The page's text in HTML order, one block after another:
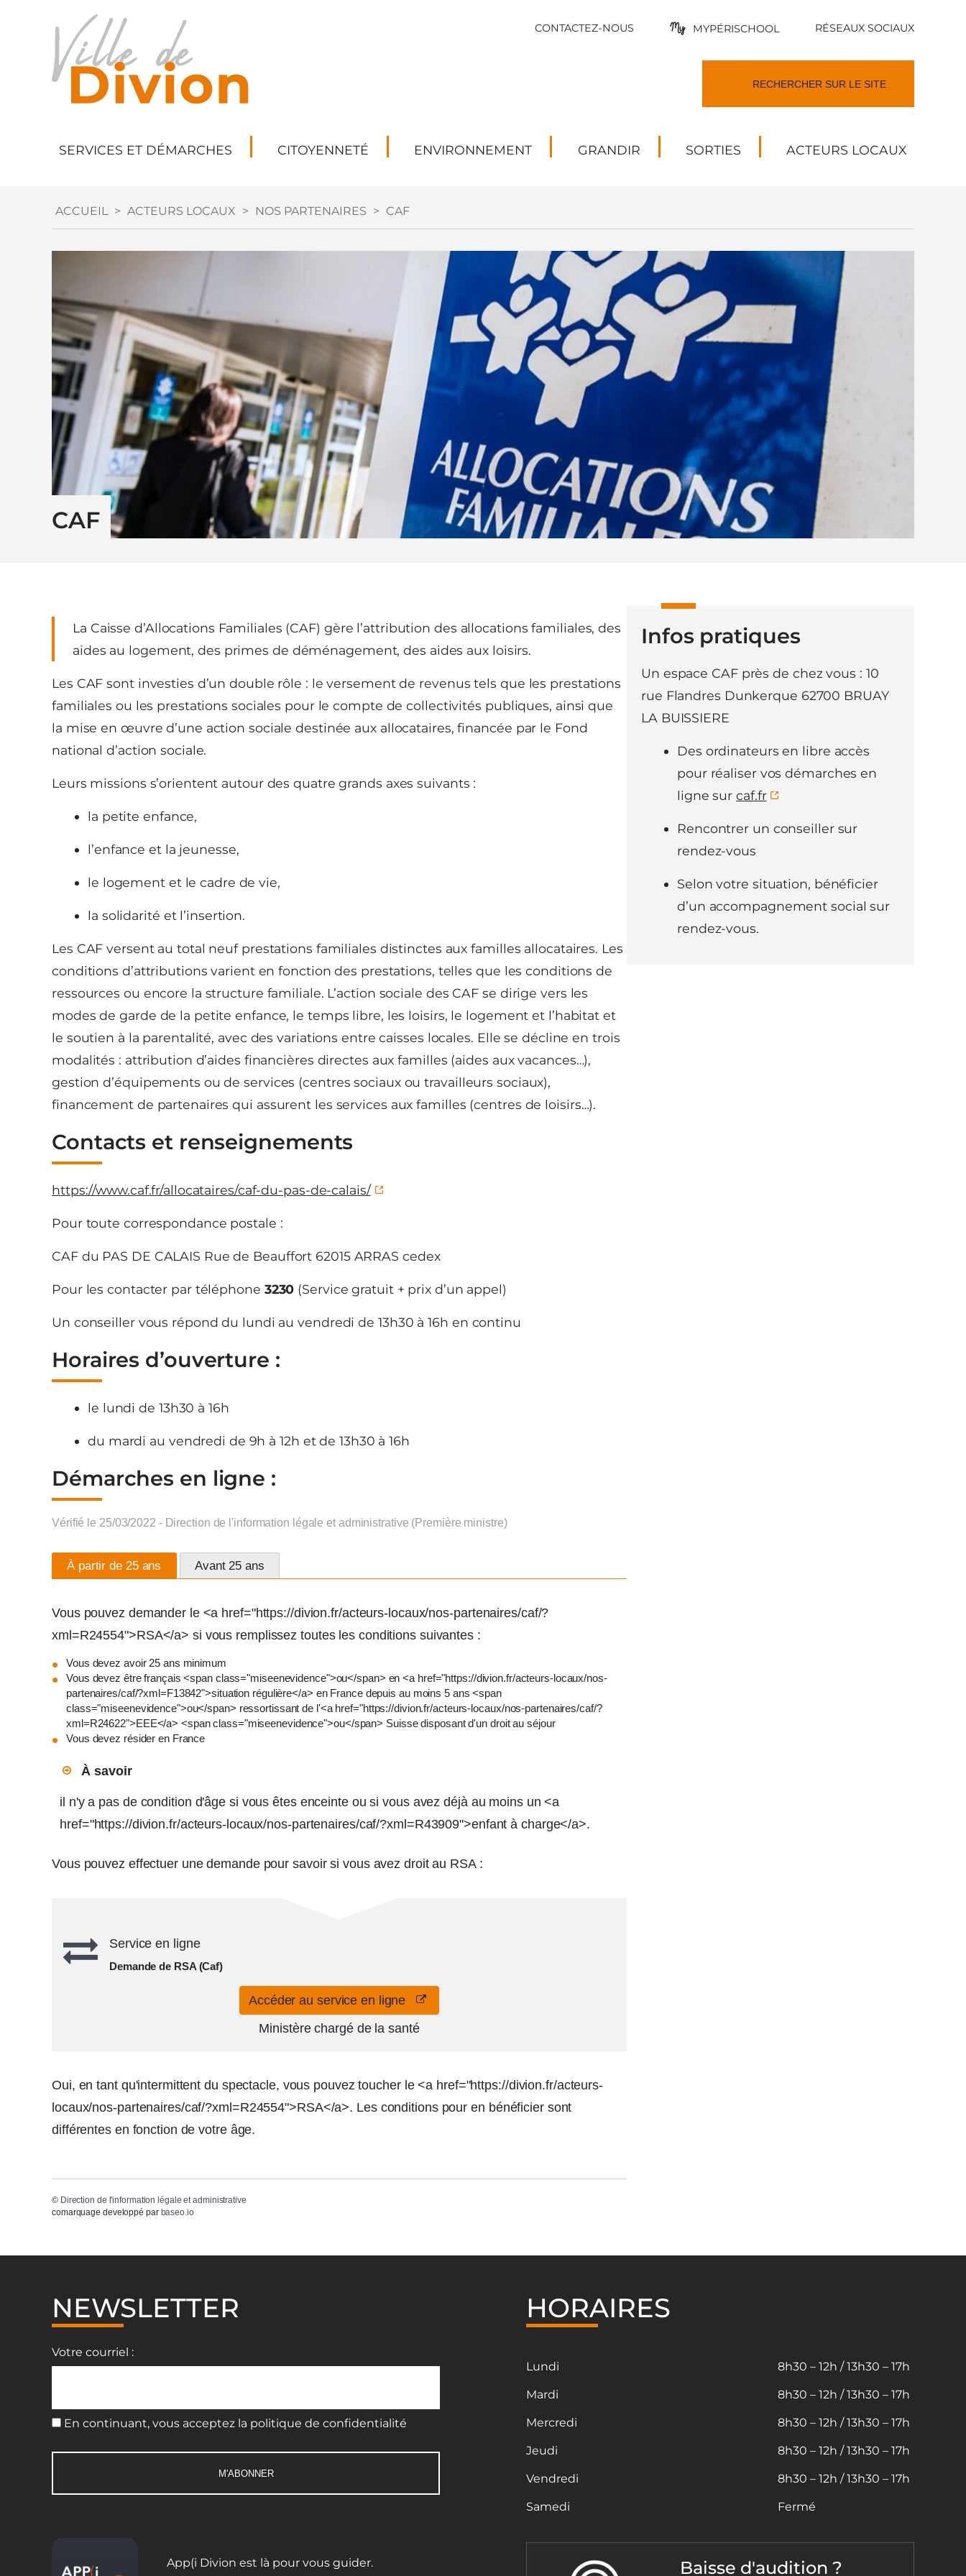
CONTACTEZ-NOUS MYPÉRISCHOOL RÉSEAUX SOCIAUX
SERVICES ET DÉMARCHES CITOYENNETÉ ENVIRONNEMENT GRANDIR SORTIES ACTEURS LOCAUX
ACCUEIL > ACTEURS LOCAUX > NOS PARTENAIRES > CAF
CAF
La Caisse d’Allocations Familiales (CAF) gère l’attribution des allocations familiales, des
aides au logement, des primes de déménagement, des aides aux loisirs.
Les CAF sont investies d’un double rôle : le versement de revenus tels que les prestations
familiales ou les prestations sociales pour le compte de collectivités publiques, ainsi que
la mise en œuvre d’une action sociale destinée aux allocataires, financée par le Fond
national d’action sociale.
Leurs missions s’orientent autour des quatre grands axes suivants :
la petite enfance,
l’enfance et la jeunesse,
le logement et le cadre de vie,
la solidarité et l’insertion.
Les CAF versent au total neuf prestations familiales distinctes aux familles allocataires. Les
conditions d’attributions varient en fonction des prestations, telles que les conditions de
ressources ou encore la structure familiale. L’action sociale des CAF se dirige vers les
modes de garde de la petite enfance, le temps libre, les loisirs, le logement et l’habitat et
le soutien à la parentalité, avec des variations entre caisses locales. Elle se décline en trois
modalités : attribution d’aides financières directes aux familles (aides aux vacances…),
gestion d’équipements ou de services (centres sociaux ou travailleurs sociaux),
financement de partenaires qui assurent les services aux familles (centres de loisirs…).
Contacts et renseignements
https://www.caf.fr/allocataires/caf-du-pas-de-calais/
Pour toute correspondance postale :
CAF du PAS DE CALAIS Rue de Beauffort 62015 ARRAS cedex
Pour les contacter par téléphone 3230 (Service gratuit + prix d’un appel)
Un conseiller vous répond du lundi au vendredi de 13h30 à 16h en continu
Horaires d’ouverture :
le lundi de 13h30 à 16h
du mardi au vendredi de 9h à 12h et de 13h30 à 16h
Démarches en ligne :
Vérifié le 25/03/2022 - Direction de l'information légale et administrative (Première ministre)
À partir de 25 ans Avant 25 ans
Vous pouvez demander le <a href="https://divion.fr/acteurs-locaux/nos-partenaires/caf/?
xml=R24554">RSA</a> si vous remplissez toutes les conditions suivantes :
Vous devez avoir 25 ans minimum
Vous devez être français <span class="miseenevidence">ou</span> en <a href="https://divion.fr/acteurs-locaux/nos-
partenaires/caf/?xml=F13842">situation régulière</a> en France depuis au moins 5 ans <span
class="miseenevidence">ou</span> ressortissant de l'<a href="https://divion.fr/acteurs-locaux/nos-partenaires/caf/?
xml=R24622">EEE</a> <span class="miseenevidence">ou</span> Suisse disposant d'un droit au séjour
Vous devez résider en France
À savoir
il n'y a pas de condition d'âge si vous êtes enceinte ou si vous avez déjà au moins un <a
href="https://divion.fr/acteurs-locaux/nos-partenaires/caf/?xml=R43909">enfant à charge</a>.
Vous pouvez effectuer une demande pour savoir si vous avez droit au RSA :
Service en ligne
Demande de RSA (Caf)
Accéder au service en ligne
Ministère chargé de la santé
Oui, en tant qu'intermittent du spectacle, vous pouvez toucher le <a href="https://divion.fr/acteurs-
locaux/nos-partenaires/caf/?xml=R24554">RSA</a>. Les conditions pour en bénéficier sont
différentes en fonction de votre âge.
© Direction de l'information légale et administrative
comarquage developpé par baseo.io
Infos pratiques
Un espace CAF près de chez vous : 10
rue Flandres Dunkerque 62700 BRUAY
LA BUISSIERE
Des ordinateurs en libre accès
pour réaliser vos démarches en
ligne surcaf.fr
Rencontrer un conseiller sur
rendez-vous
Selon votre situation, bénéficier
d’un accompagnement social sur
rendez-vous.
NEWSLETTER
Votre courriel :
En continuant, vous acceptez la politique de confidentialité
App(i Divion est là pour vous guider.
HORAIRES
Lundi
Mardi
Mercredi
Jeudi
Vendredi
Samedi
8h30 – 12h / 13h30 – 17h
8h30 – 12h / 13h30 – 17h
8h30 – 12h / 13h30 – 17h
8h30 – 12h / 13h30 – 17h
8h30 – 12h / 13h30 – 17h
Fermé
Baisse d'audition ?